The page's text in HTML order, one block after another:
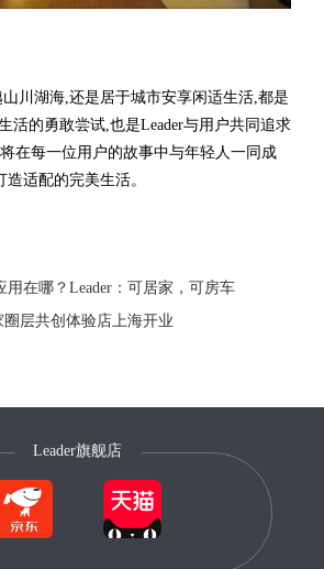
川湖海,还是居于城市安享闲适生活,都是
活的勇敢尝试,也是Leader与用户共同追求
在每一位用户的故事中与年轻人一同成
适配的完美生活。
用在哪？Leader：可居家，可房车
圈层共创体验店上海开业
Leader旗舰店